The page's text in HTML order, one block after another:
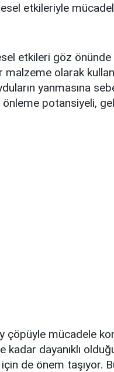
etkileriyle
etkileri göz
malzeme olarak
yanmasına
önleme potansiyeli,
mücadele
kadar dayanıklı
de önem taşıyor.